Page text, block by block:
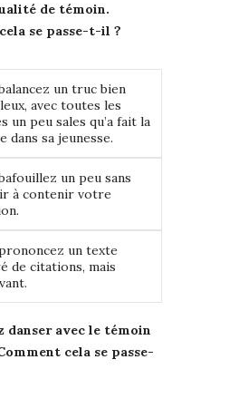
de témoin.
se passe-t-il ?
un truc bien
avec toutes les
un peu sales qu’a fait la
dans sa jeunesse.
un peu sans
à contenir votre
un texte
de citations, mais
danser avec le témoin
cela se passe-